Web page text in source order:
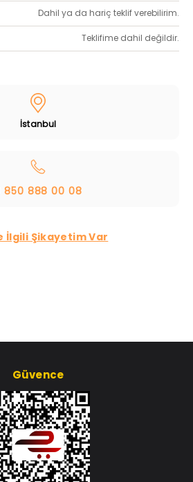
Dahil ya da hariç teklif verebilirim.
Teklifime dahil değildir.
İstanbul
850 888 00 08
İlgili Şikayetim Var
Güvence